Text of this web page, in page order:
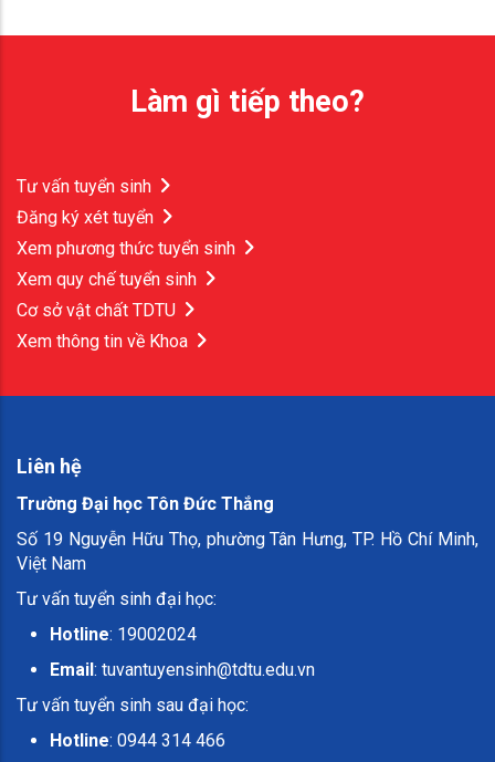
Làm gì tiếp theo?
Tư vấn tuyển sinh
Đăng ký xét tuyển
Xem phương thức tuyển sinh
Xem quy chế tuyển sinh
Cơ sở vật chất TDTU
Xem thông tin về Khoa
Liên hệ
Trường Đại học Tôn Đức Thắng
Số 19 Nguyễn Hữu Thọ, phường Tân Hưng, TP. Hồ Chí Minh,
Việt Nam
Tư vấn tuyển sinh đại học:
Hotline: 19002024
Email : tuvantuyensinh@tdtu.edu.vn
Tư vấn tuyển sinh sau đại học:
Hotline: 0944 314 466